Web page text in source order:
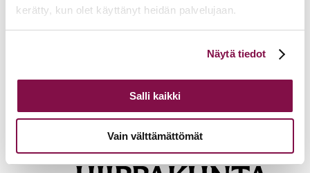
kerätty, kun olet käyttänyt heidän palvelujaan.
linkistä.
Näytä tiedot
Salli kaikki
Vain välttämättömät
Ajankohtaista
Matti Helin hiippakuntadekaaniksi 1.10.2026 alkaen
Tuomiokapitulin istunto 16.6.2026